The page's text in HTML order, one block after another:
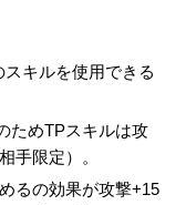
キルを使用できる
ためTPスキルは攻
手限定）。
るの効果が攻撃+15